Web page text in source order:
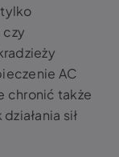
czy
AC
chronić także
sił